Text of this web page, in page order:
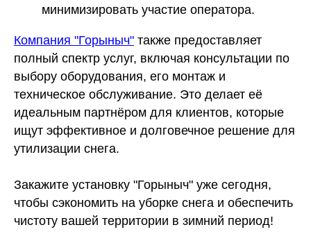
минимизировать участие оператора.
Компания "Горыныч" также предоставляет
полный спектр услуг, включая консультации по
выбору оборудования, его монтаж и
техническое обслуживание. Это делает её
идеальным партнёром для клиентов, которые
ищут эффективное и долговечное решение для
утилизации снега.
Закажите установку "Горыныч" уже сегодня,
чтобы сэкономить на уборке снега и обеспечить
чистоту вашей территории в зимний период!